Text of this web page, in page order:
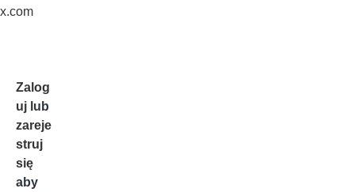
x.com
Zalog
uj lub
zareje
struj
się
aby